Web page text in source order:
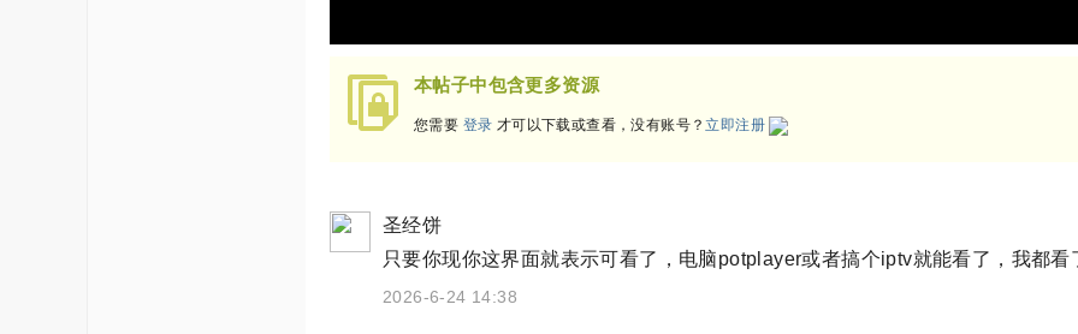
本帖子中包含更多资源
您需要 登录 才可以下载或查看，没有账号？立即注册
圣经饼
只要你现你这界面就表示可看了，电脑potplayer或者搞个iptv就能看了，我都
2026-6-24 14:38